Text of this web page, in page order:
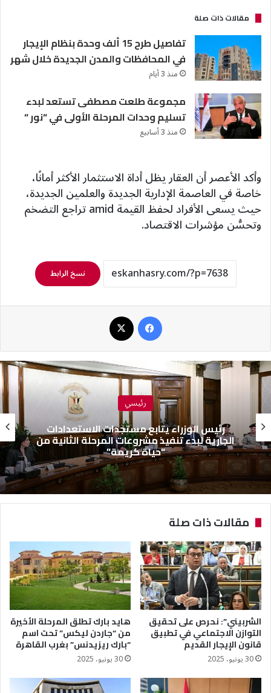
مقالات ذات صلة
تفاصيل طرح 15 ألف وحدة بنظام الإيجار
في المحافظات والمدن الجديدة خلال شهر
منذ 3 أيام
مجموعة طلعت مصطفى تستعد لبدء
تسليم وحدات المرحلة الأولى في “نور “
منذ 3 أسابيع
وأكد الأعصر أن العقار يظل أداة الاستثمار الأكثر أمانًا،
خاصة في العاصمة الإدارية الجديدة والعلمين الجديدة،
حيث يسعى الأفراد لحفظ القيمة amid تراجع التضخم
وتحسُّن مؤشرات الاقتصاد.
نسخ الرابط
رئيسي
رئيس الوزراء يتابع مستجدات الاستعدادات
الجارية لبدء تنفيذ مشروعات المرحلة الثانية من
“حياة كريمة”
مقالات ذات صلة
الشربيني”: نحرص على تحقيق
التوازن الاجتماعي في تطبيق
قانون الإيجار القديم
30 يونيو، 2025
هايد بارك تطلق المرحلة الأخيرة
من “جاردن ليكس” تحت اسم
“بارك ريزيدنس” بغرب القاهرة
30 يونيو، 2025